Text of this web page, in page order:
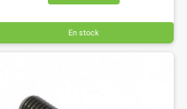
En stock